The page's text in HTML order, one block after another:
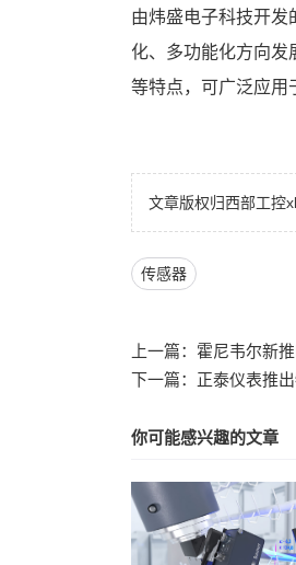
由炜盛电子科技开发
化、多功能化方向发
等特点，可广泛应用
文章版权归西部工控
传感器
上一篇： 霍尼韦尔新
下一篇： 正泰仪表推
你可能感兴趣的文章